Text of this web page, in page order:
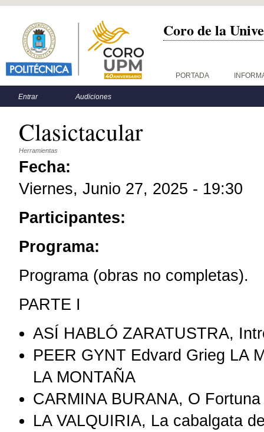
Coro de la
Menú principal PORTADA
Menú secundario
Entrar Audiciones
Clasictacular
Herramientas
Fecha:
Viernes, Junio 27, 2025 - 19:30
Participantes:
Programa:
Programa (obras no completas).
PARTE I
ASÍ HABLÓ ZARATUSTRA,
PEER GYNT Edvard Grieg LA
LA MONTAÑA
CARMINA BURANA, O Fortuna
LA VALQUIRIA, La cabalgata